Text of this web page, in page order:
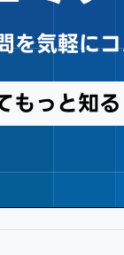
気軽に
っと知る